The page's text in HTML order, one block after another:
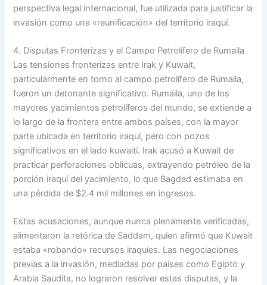
perspectiva legal internacional, fue utilizada para justificar la
invasión como una «reunificación» del territorio iraquí.
4. Disputas Fronterizas y el Campo Petrolífero de Rumaila
Las tensiones fronterizas entre Irak y Kuwait,
particularmente en torno al campo petrolífero de Rumaila,
fueron un detonante significativo. Rumaila, uno de los
mayores yacimientos petrolíferos del mundo, se extiende a
lo largo de la frontera entre ambos países, con la mayor
parte ubicada en territorio iraquí, pero con pozos
significativos en el lado kuwaití. Irak acusó a Kuwait de
practicar perforaciones oblicuas, extrayendo petróleo de la
porción iraquí del yacimiento, lo que Bagdad estimaba en
una pérdida de $2.4 mil millones en ingresos.
Estas acusaciones, aunque nunca plenamente verificadas,
alimentaron la retórica de Saddam, quien afirmó que Kuwait
estaba «robando» recursos iraquíes. Las negociaciones
previas a la invasión, mediadas por países como Egipto y
Arabia Saudita, no lograron resolver estas disputas, y la